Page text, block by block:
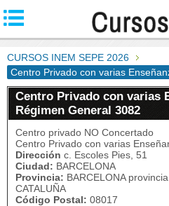
CURSOS INEM SEPE 2026
Centro Privado con varias
Centro Privado con varias
Régimen General 3082
Centro privado NO Concertado
Centro Privado con varias
Dirección c. Escoles Pies, 51
Ciudad: BARCELONA
Provincia: BARCELONA provincia
CATALUÑA
Código Postal: 08017